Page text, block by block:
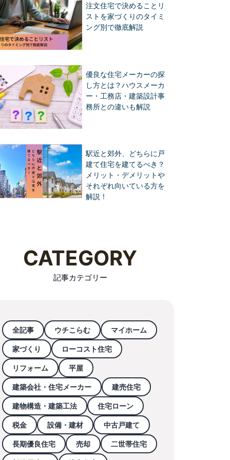
注文住宅で決めることリ
ストを家づくりのタイミ
ング別で徹底解説
優良な住宅メーカーの探
し方とは？ハウスメーカ
ー・工務店・建築設計事
務所との違いも解説
駅近と郊外、どちらに戸
建て住宅を建てるべき？
メリット・デメリットや
それぞれ向いている方を
解説！
CATEGORY
記事カテゴリー
全記事 ウチこらむ マイホーム
家づくり ローコスト住宅
リフォーム 平屋
建築会社・住宅メーカー 建売住宅
建物構造・建築工法 住宅ローン
税金 設備・建材 中古戸建て
長期優良住宅 売却 二世帯住宅